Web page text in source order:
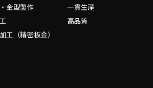
金型製作
工（精密板金）
一貫生産
高品質